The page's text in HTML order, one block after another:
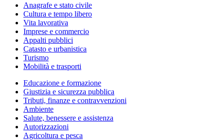
Anagrafe e stato civile
Cultura e tempo libero
Vita lavorativa
Imprese e commercio
Appalti pubblici
Catasto e urbanistica
Turismo
Mobilità e trasporti
Educazione e formazione
Giustizia e sicurezza pubblica
Tributi, finanze e contravvenzioni
Ambiente
Salute, benessere e assistenza
Autorizzazioni
Agricoltura e pesca